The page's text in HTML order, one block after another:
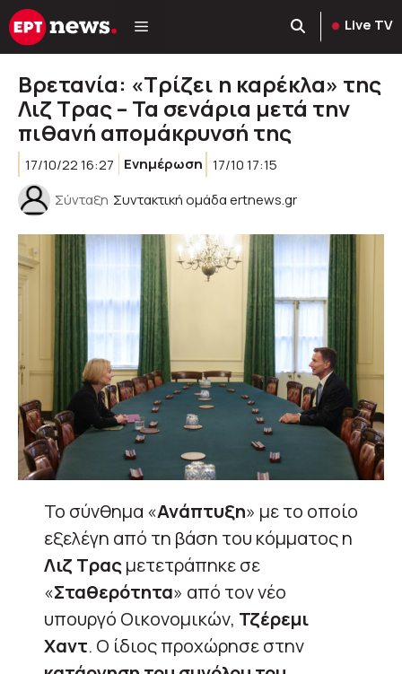
Μετάβαση
σε
Live TV
Βρετανία: «Τρίζει η καρέκλα» της
Λιζ Τρας – Τα σενάρια μετά την
πιθανή απομάκρυνσή της
17/10/22 16:27 Ενημέρωση 17/10 17:15
Σύνταξη Συντακτική ομάδα ertnews.gr
Το σύνθημα «Ανάπτυξη» με το οποίο
εξελέγη από τη βάση του κόμματος η
Λιζ Τραςμετετράπηκε σε
«Σταθερότητα» από τον νέο
υπουργό Οικονομικών, Τζέρεμι
Χαντ. Ο ίδιος προχώρησε στην